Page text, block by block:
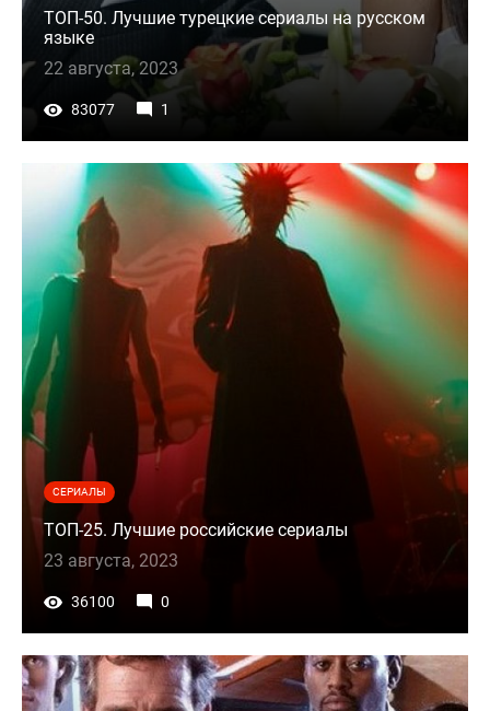
ТОП-50. Лучшие турецкие сериалы на русском
языке
22 августа, 2023
83077 1
СЕРИАЛЫ
ТОП-25. Лучшие российские сериалы
23 августа, 2023
36100 0